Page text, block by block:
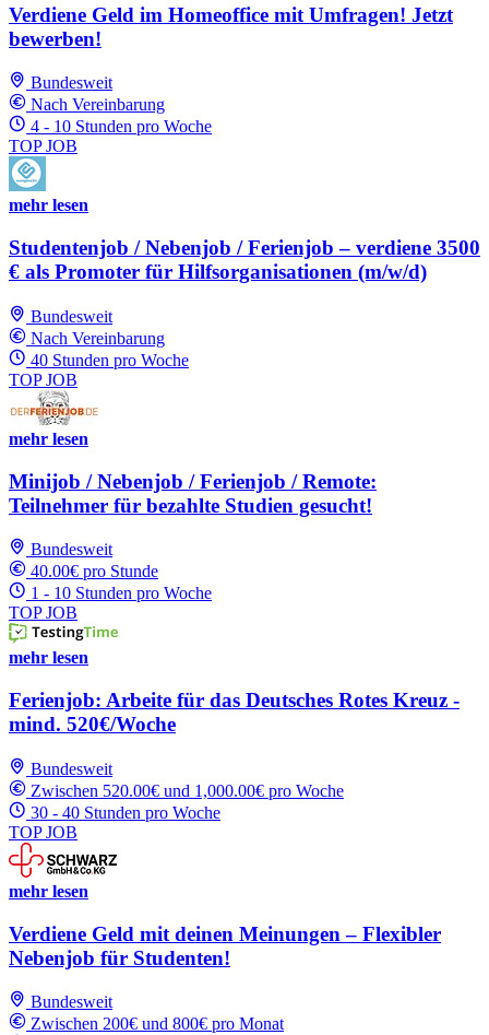
Verdiene Geld im Homeoffice mit Umfragen! Jetzt
bewerben!
Bundesweit
Nach Vereinbarung
4 - 10 Stunden pro Woche
TOP JOB
mehr lesen
Studentenjob / Nebenjob / Ferienjob – verdiene 3500
€ als Promoter für Hilfsorganisationen (m/w/d)
Bundesweit
Nach Vereinbarung
40 Stunden pro Woche
TOP JOB
mehr lesen
Minijob / Nebenjob / Ferienjob / Remote:
Teilnehmer für bezahlte Studien gesucht!
Bundesweit
40.00€ pro Stunde
1 - 10 Stunden pro Woche
TOP JOB
mehr lesen
Ferienjob: Arbeite für das Deutsches Rotes Kreuz -
mind. 520€/Woche
Bundesweit
Zwischen 520.00€ und 1,000.00€ pro Woche
30 - 40 Stunden pro Woche
TOP JOB
mehr lesen
Verdiene Geld mit deinen Meinungen – Flexibler
Nebenjob für Studenten!
Bundesweit
Zwischen 200€ und 800€ pro Monat